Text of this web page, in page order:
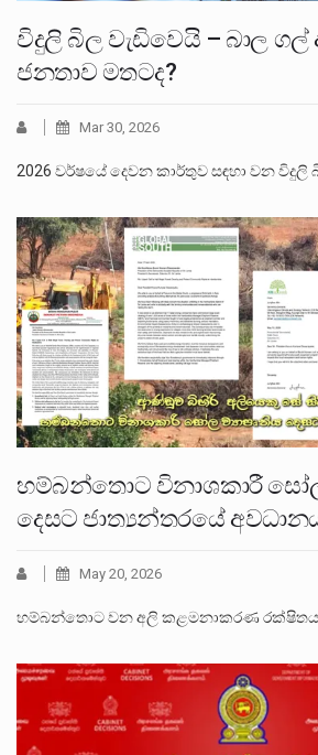
විදුලි බිල වැඩිවෙයි – බාල
ජනතාව මතටද?
Mar 30, 2026
2026 වර්ෂයේ දෙවන කාර්තුව සඳහා වන විදුලි
හම්බන්තොට විනාශකාරී සෝල
දෙසට ජාත්‍යන්තරයේ
May 20, 2026
හම්බන්තොට වන අලි කළමනාකරණ රක්ෂිතය